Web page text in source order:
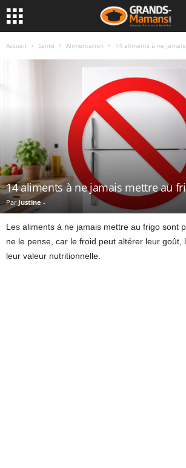
Accueil Santé Alimentation 14 aliments à ne
14 aliments à ne jamais mettre au
Par Justine-
Les aliments à ne jamais mettre au frigo sont
ne le pense, car le froid peut altérer leur goût,
leur valeur nutritionnelle.